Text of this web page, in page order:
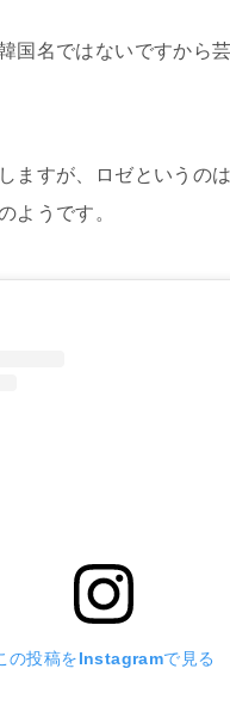
国名ではないですから
ますが、ロゼというの
ようです。
の投稿をInstagramで見る